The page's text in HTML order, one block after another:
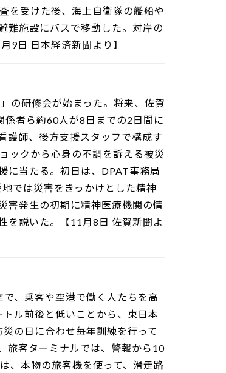
を受けた後、海上自衛隊の艦船や
難施設にバスで移動した。対岸の
9日 日本経済新聞より】
の研修会が始まった。将来、佐賀
者ら約60人が8日までの2日間に
護師、後方支援スタッフで構成す
ックから心身の不調を訴える被災
に当たる。初日は、DPAT事務局
では災害をきっかけとした精神
害発生の初期に精神医療機関の情
を説いた。【11月8日 佐賀新聞よ
、乗客や空港で働く人たちを高
ル前後と低いことから、東日本
の日に合わせ毎年訓練を行って
旅客ターミナルでは、警報から10
、本物の旅客機を使って、滑走路